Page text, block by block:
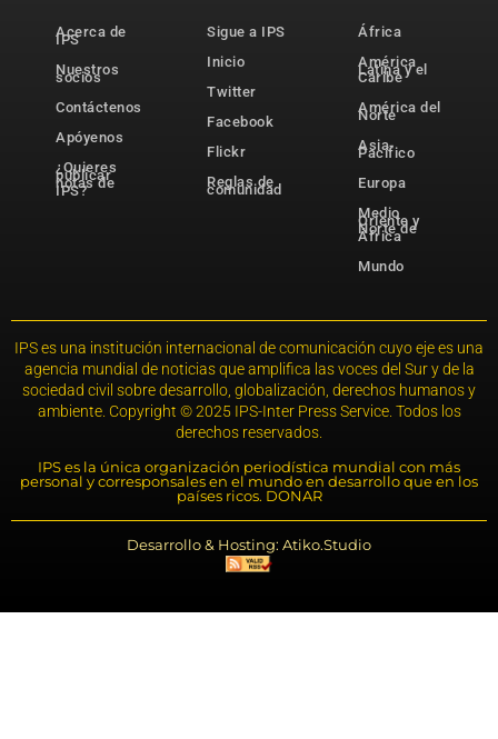
Acerca de
IPS
Nuestros
socios
Contáctenos
Apóyenos
¿Quieres
publicar
notas de
IPS?
Sigue a IPS
Inicio
Twitter
Facebook
Flickr
Reglas de
comunidad
África
América
Latina y el
Caribe
América del
Norte
Asia-
Pacífico
Europa
Medio
Oriente y
Norte de
África
Mundo
IPS es una institución internacional de comunicación cuyo eje es una
agencia mundial de noticias que amplifica las voces del Sur y de la
sociedad civil sobre desarrollo, globalización, derechos humanos y
ambiente. Copyright © 2025 IPS-Inter Press Service. Todos los
derechos reservados.
IPS es la única organización periodística mundial con más
personal y corresponsales en el mundo en desarrollo que en los
países ricos. DONAR
Desarrollo & Hosting: Atiko.Studio